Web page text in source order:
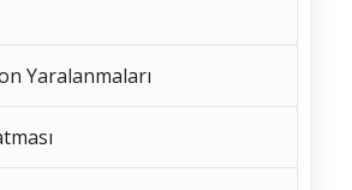
Yaralanmaları